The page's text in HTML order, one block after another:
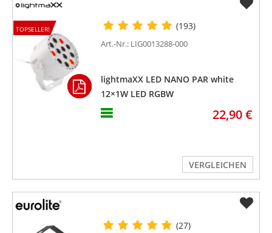
TOPSELLER! (193)
Art.-Nr.: LIG0013288-000
lightmaXX LED NANO PAR white
12×1W LED RGBW
22,90 €
VERGLEICHEN
(27)